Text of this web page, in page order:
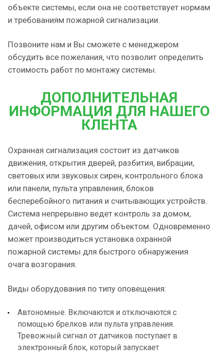
объекте системы, если она не соответствует нормам
и требованиям пожарной сигнализации.
Позвоните нам и Вы сможете с менеджером
обсудить все пожелания, что позволит определить
стоимость работ по монтажу системы.
ДОПОЛНИТЕЛЬНАЯ
ИНФОРМАЦИЯ ДЛЯ НАШЕГО
КЛЕНТА
Охранная сигнализация состоит из датчиков
движения, открытия дверей, разбития, вибрации,
световых или звуковых сирен, контрольного блока
или панели, пульта управления, блоков
бесперебойного питания и считывающих устройств.
Система непрерывно ведет контроль за домом,
дачей, офисом или другим объектом. Одновременно
может производиться установка охранной
пожарной системы для быстрого обнаружения
очага возгорания.
Виды оборудования по типу оповещения:
Автономные. Включаются и отключаются с
помощью брелков или пульта управления.
Тревожный сигнал от датчиков поступает в
электронный блок, который запускает